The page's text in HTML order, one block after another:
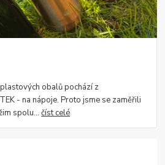
plastových obalů pochází z
- na nápoje. Proto jsme se zaměřili
spolu...číst celé